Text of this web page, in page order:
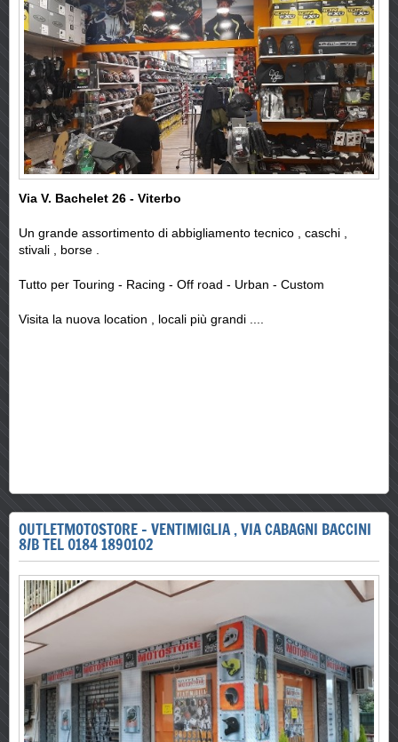
Via V. Bachelet 26 - Viterbo
Un grande assortimento di abbigliamento tecnico , caschi ,
stivali , borse .
Tutto per Touring - Racing - Off road - Urban - Custom
Visita la nuova location , locali più grandi ....
OUTLETMOTOSTORE - VENTIMIGLIA , VIA CABAGNI BACCINI
8/B TEL 0184 1890102